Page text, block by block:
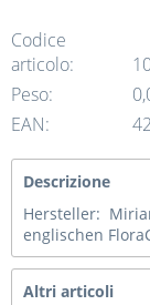
Codice
articolo:
Peso:
EAN:
Descrizione
Hersteller:
englischen
Altri articoli